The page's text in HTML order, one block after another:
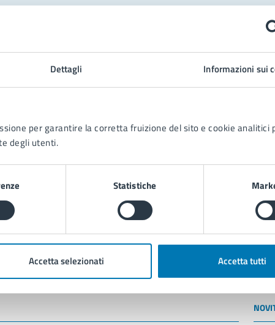
Dettagli Informazioni sui
per garantire la corretta fruizione del sito e cookie analitici
degli utenti.
Statistiche
Accetta selezionati Accetta tutti